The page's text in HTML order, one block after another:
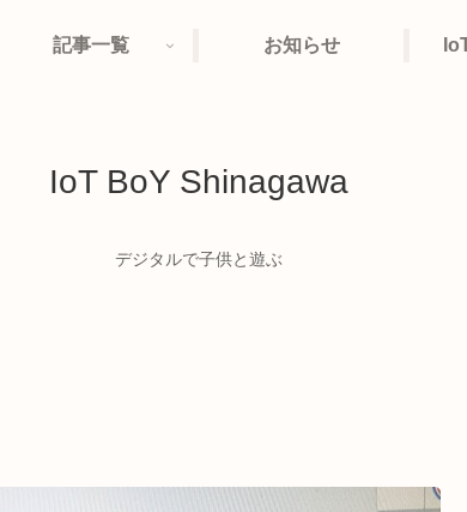
IoT BoY Shinagawa
デジタルで子供と遊ぶ
記事一覧 お知らせ